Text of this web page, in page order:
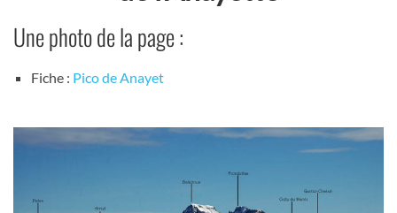
Une photo de la page :
Fiche : Pico de Anayet